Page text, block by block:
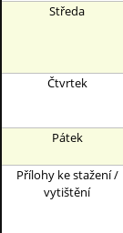
Středa
Čtvrtek
Pátek
Přílohy ke stažení /
vytištění